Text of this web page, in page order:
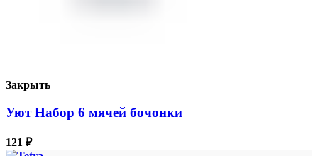
Закрыть
Уют Набор 6 мячей бочонки
121 ₽